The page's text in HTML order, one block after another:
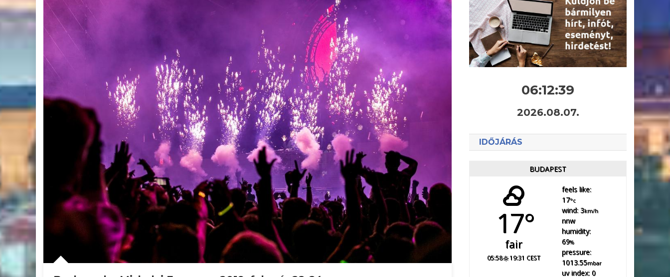
06:12:40
2026.08.07.
IDŐJÁRÁS
BUDAPEST
17°
fair
05:58 19:31 CEST
feels like:
17°c
wind: 3km/h
nnw
humidity:
69%
pressure:
1013.55mbar
uv index: 0